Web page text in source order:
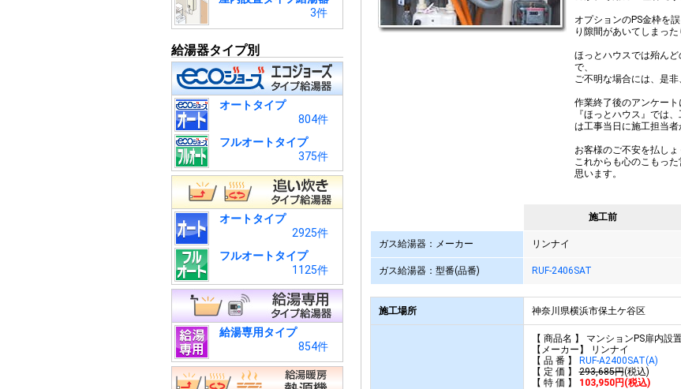
3件
給湯器タイプ別
オートタイプ
804件
フルオートタイプ
375件
オートタイプ
2925件
フルオートタイプ
1125件
給湯専用タイプ
854件
オプションのPS金枠を
り隙間があいてしまった
ほっとハウスでは殆ん
で、
ご不明な場合には、是非
作業終了後のアンケート
『ほっとハウス』では
は工事当日に施工担当者
お客様のご不安を払しょ
これからも心のこもっ
思います。
施工前
ガス給湯器：メーカー リンナイ
ガス給湯器：型番(品番) RUF-2406SAT
施工場所 神奈川県横浜市保土ケ谷区
【 商品名 】 マンションPS扉内
【メーカー】 リンナイ
【 品 番 】
RUF-A2400SAT(A)
【 定 価 】293,685円(税込)
【 特 価 】
103,950円(税込)